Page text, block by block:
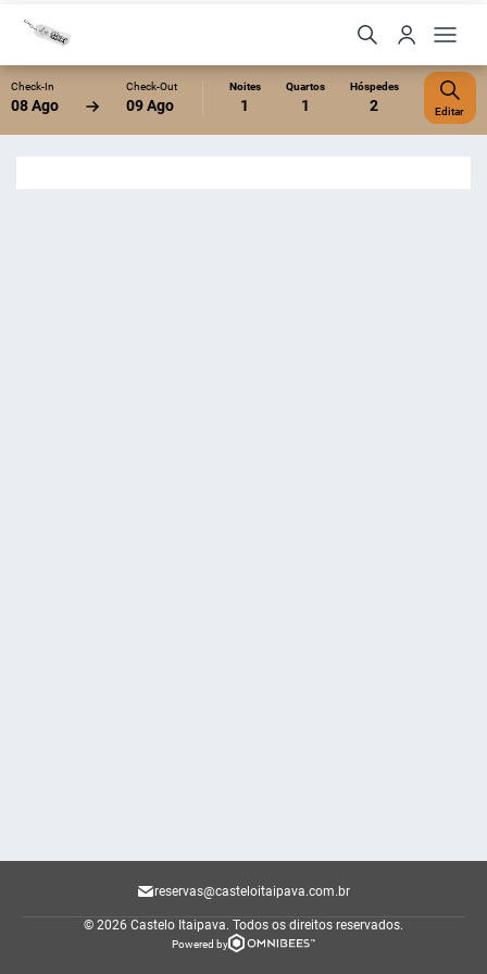
Check-In
08 Ago
Check-Out
09 Ago
Noites
1
Quartos
1
Hóspedes
2 Editar
reservas@casteloitaipava.com.br
© 2026 Castelo Itaipava. Todos os direitos reservados.
Powered by